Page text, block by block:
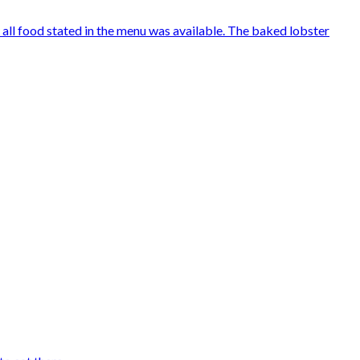
food stated in the menu was available. The baked lobster